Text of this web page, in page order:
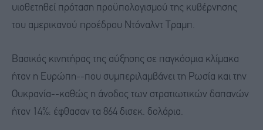
υιοθετηθεί πρόταση προϋπολογισμού της κυβέρνησης
του αμερικανού προέδρου Ντόναλντ Τραμπ.
Βασικός κινητήρας της αύξησης σε παγκόσμια κλίμακα
ήταν η Ευρώπη--που συμπεριλαμβάνει τη Ρωσία και την
Ουκρανία--καθώς η άνοδος των στρατιωτικών δαπανών
ήταν 14%: έφθασαν τα 864 δισεκ. δολάρια.